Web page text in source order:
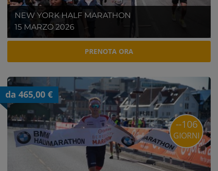
NEW YORK HALF MARATHON
15 MARZO 2026
PRENOTA ORA
da 465,00 €
--106
GIORNI